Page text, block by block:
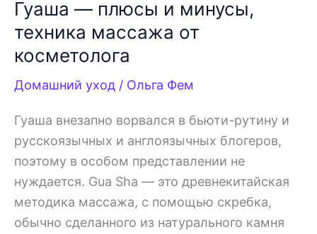
Гуаша — плюсы и минусы,
техника массажа от
косметолога
Домашний уход / Ольга Фем
Гуаша внезапно ворвался в бьюти-рутину и
русскоязычных и англоязычных блогеров,
поэтому в особом представлении не
нуждается. Gua Sha — это древнекитайская
методика массажа, с помощью скребка,
обычно сделанного из натурального камня